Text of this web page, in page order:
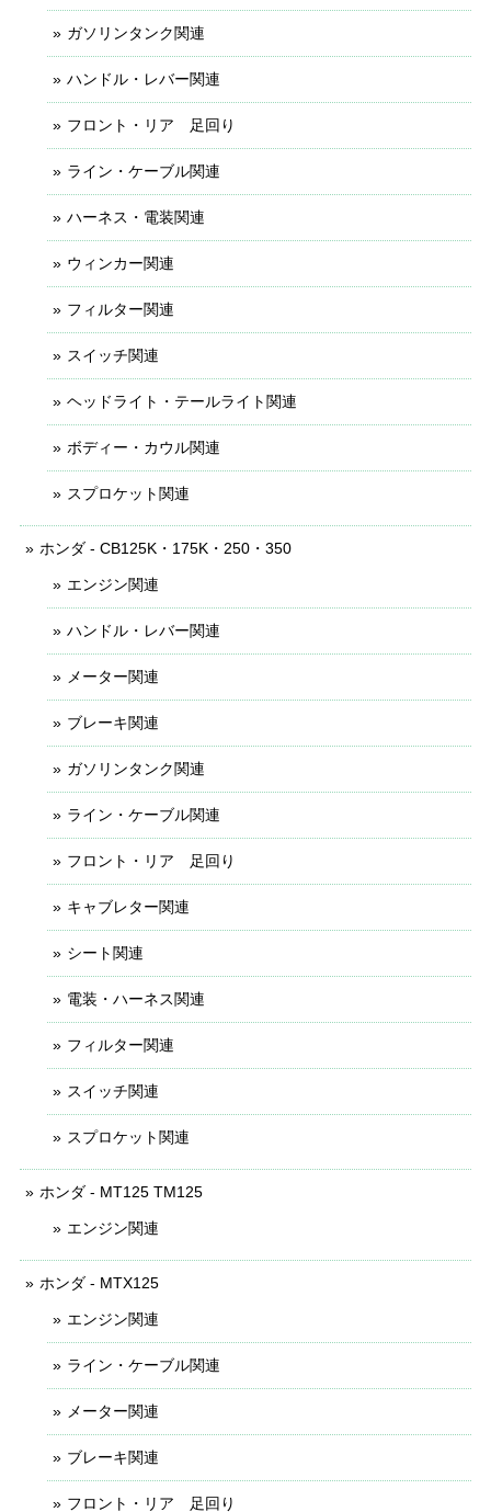
ガソリンタンク関連
ハンドル・レバー関連
フロント・リア 足回り
ライン・ケーブル関連
ハーネス・電装関連
ウィンカー関連
フィルター関連
スイッチ関連
ヘッドライト・テールライト関連
ボディー・カウル関連
スプロケット関連
ホンダ - CB125K・175K・250・350
エンジン関連
ハンドル・レバー関連
メーター関連
ブレーキ関連
ガソリンタンク関連
ライン・ケーブル関連
フロント・リア 足回り
キャブレター関連
シート関連
電装・ハーネス関連
フィルター関連
スイッチ関連
スプロケット関連
ホンダ - MT125 TM125
エンジン関連
ホンダ - MTX125
エンジン関連
ライン・ケーブル関連
メーター関連
ブレーキ関連
フロント・リア 足回り